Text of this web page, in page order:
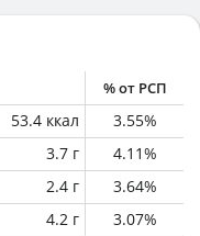
% от РСП
53.4 ккал 3.55%
3.7 г 4.11%
2.4 г 3.64%
4.2 г 3.07%